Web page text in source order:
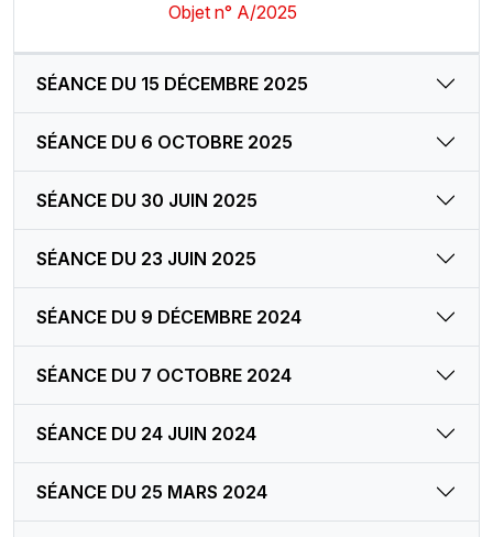
Objet n° A/2025
SÉANCE DU 15 DÉCEMBRE 2025
SÉANCE DU 6 OCTOBRE 2025
SÉANCE DU 30 JUIN 2025
SÉANCE DU 23 JUIN 2025
SÉANCE DU 9 DÉCEMBRE 2024
SÉANCE DU 7 OCTOBRE 2024
SÉANCE DU 24 JUIN 2024
SÉANCE DU 25 MARS 2024